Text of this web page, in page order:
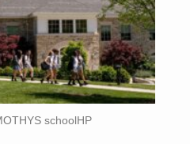
schoolHP